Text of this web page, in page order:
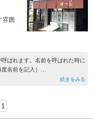
雰囲
ばれます。名前を呼ばれた時に
名前を記入）
メニューをよく見なさい！それ
？
続きをみる
1